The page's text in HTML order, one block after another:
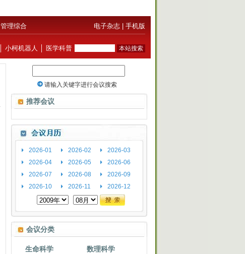
管理综合 电子杂志 手机版
小柯机器人 医学科普
推荐会议
2026-01
2026-04
2026-07
2026-10
2026-02
2026-05
2026-08
2026-11
2026-03
2026-06
2026-09
2026-12
会议分类
生命科学
数理科学